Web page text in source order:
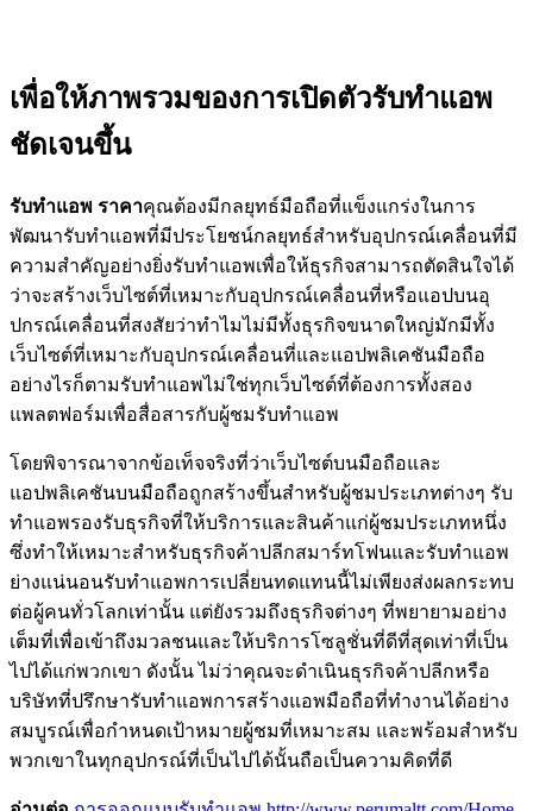
เพื่อให้ภาพรวมของการเปิดตัวรับทำแอพ
ชัดเจนขึ้น
รับทำแอพ ราคาคุณต้องมีกลยุทธ์มือถือที่แข็งแกร่งในการ
พัฒนารับทำแอพที่มีประโยชน์กลยุทธ์สำหรับอุปกรณ์เคลื่อนที่มี
ความสำคัญอย่างยิ่งรับทำแอพเพื่อให้ธุรกิจสามารถตัดสินใจได้
ว่าจะสร้างเว็บไซต์ที่เหมาะกับอุปกรณ์เคลื่อนที่หรือแอปบนอุ
ปกรณ์เคลื่อนที่สงสัยว่าทำไมไม่มีทั้งธุรกิจขนาดใหญ่มักมีทั้ง
เว็บไซต์ที่เหมาะกับอุปกรณ์เคลื่อนที่และแอปพลิเคชันมือถือ
อย่างไรก็ตามรับทำแอพไม่ใช่ทุกเว็บไซต์ที่ต้องการทั้งสอง
แพลตฟอร์มเพื่อสื่อสารกับผู้ชมรับทำแอพ
โดยพิจารณาจากข้อเท็จจริงที่ว่าเว็บไซต์บนมือถือและ
แอปพลิเคชันบนมือถือถูกสร้างขึ้นสำหรับผู้ชมประเภทต่างๆ รับ
ทำแอพรองรับธุรกิจที่ให้บริการและสินค้าแก่ผู้ชมประเภทหนึ่ง
ซึ่งทำให้เหมาะสำหรับธุรกิจค้าปลีกสมาร์ทโฟนและรับทำแอพ
ย่างแน่นอนรับทำแอพการเปลี่ยนทดแทนนี้ไม่เพียงส่งผลกระทบ
ต่อผู้คนทั่วโลกเท่านั้น แต่ยังรวมถึงธุรกิจต่างๆ ที่พยายามอย่าง
เต็มที่เพื่อเข้าถึงมวลชนและให้บริการโซลูชั่นที่ดีที่สุดเท่าที่เป็น
ไปได้แก่พวกเขา ดังนั้น ไม่ว่าคุณจะดำเนินธุรกิจค้าปลีกหรือ
บริษัทที่ปรึกษารับทำแอพการสร้างแอพมือถือที่ทำงานได้อย่าง
สมบูรณ์เพื่อกำหนดเป้าหมายผู้ชมที่เหมาะสม และพร้อมสำหรับ
พวกเขาในทุกอุปกรณ์ที่เป็นไปได้นั้นถือเป็นความคิดที่ดี